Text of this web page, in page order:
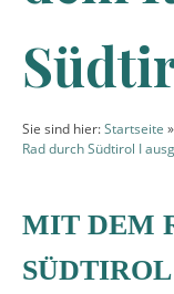
Sie sind hier:Startseite »
Rad durch Südtirol I
MIT DEM
SÜDTIROL